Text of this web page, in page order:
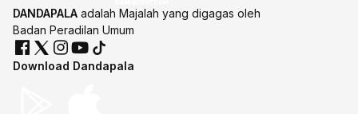
DANDAPALA adalah Majalah yang digagas oleh
Badan Peradilan Umum
Download Dandapala